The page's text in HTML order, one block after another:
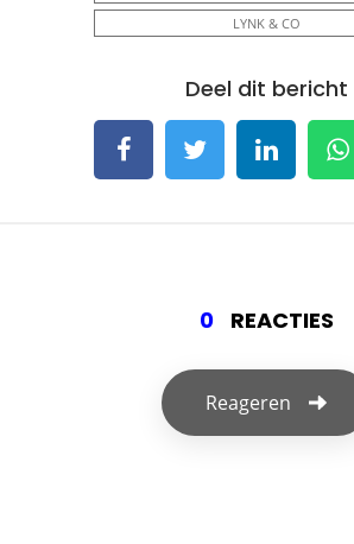
LYNK & CO
Deel dit bericht
0 REACTIES
Reageren